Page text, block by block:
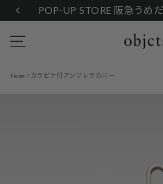
content
POP-UP STORE 阪急うめ
Home /カラビナ付アンブレラカバー